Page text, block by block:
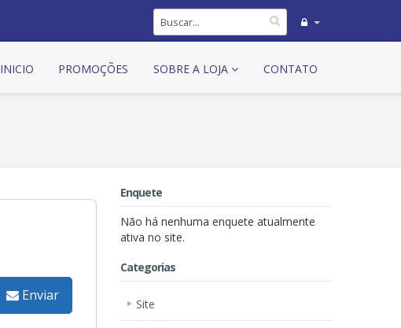
INICIO PROMOÇÕES SOBRE A LOJA CONTATO
Enviar
Enquete
Não há nenhuma enquete atualmente
ativa no site.
Categorias
Site